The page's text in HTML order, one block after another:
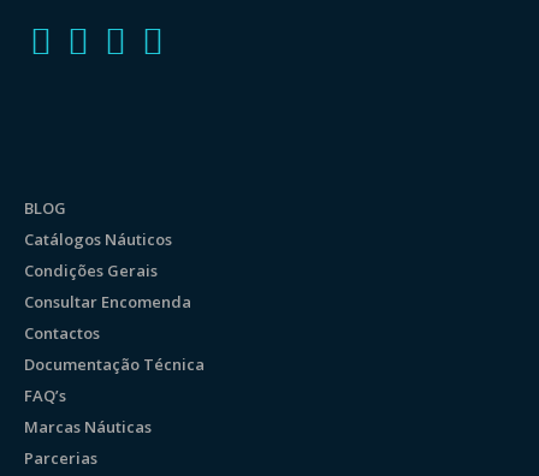
BLOG
Catálogos Náuticos
Condições Gerais
Consultar Encomenda
Contactos
Documentação Técnica
FAQ’s
Marcas Náuticas
Parcerias